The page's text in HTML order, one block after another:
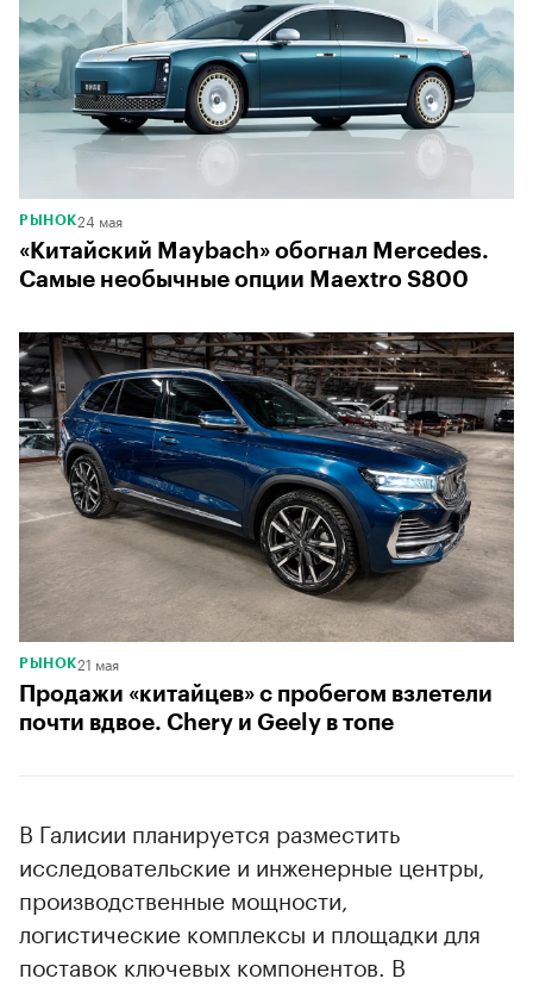
РЫНОК24 мая
«Китайский Maybach» обогнал Mercedes.
Самые необычные опции Maextro S800
РЫНОК21 мая
Продажи «китайцев» с пробегом взлетели
почти вдвое. Chery и Geely в топе
В Галисии планируется разместить
исследовательские и инженерные центры,
производственные мощности,
логистические комплексы и площадки для
поставок ключевых компонентов. В